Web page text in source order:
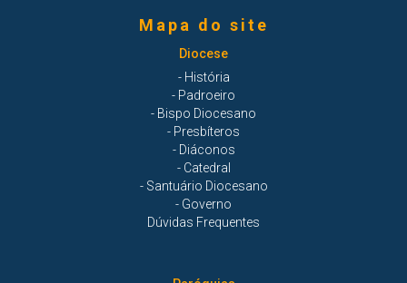
Mapa do site
Diocese
- História
- Padroeiro
- Bispo Diocesano
- Presbíteros
- Diáconos
- Catedral
- Santuário Diocesano
- Governo
Dúvidas Frequentes